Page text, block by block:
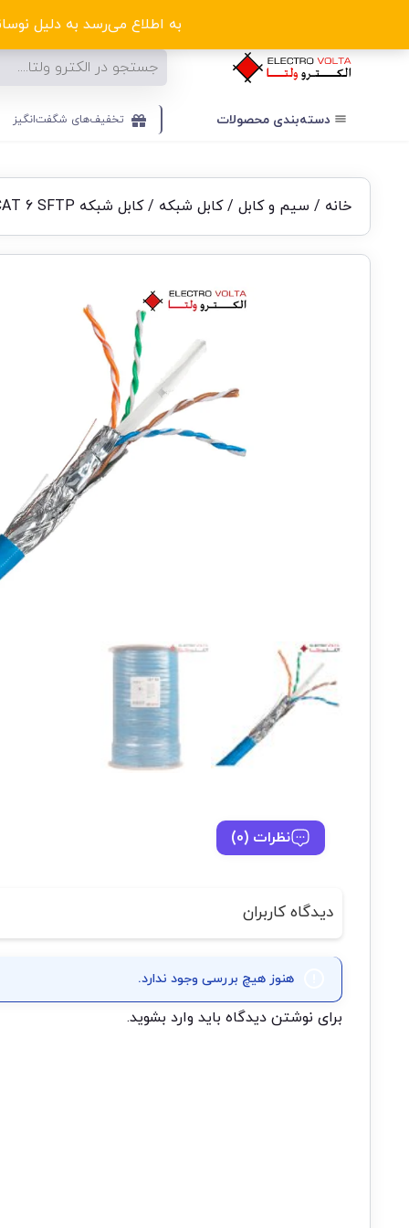
به اطلاع می‌رسد به دلیل
دسته‌بندی‌ محصولات تخفیف‌های شگفت‌انگیز
خانه / سیم و کابل /کابل شبکه / کابل شبکه CAT 6 SFTP لگراند
نظرات (0)
دیدگاه کاربران
هنوز هیچ بررسی وجود ندارد.
برای نوشتن دیدگاه باید وارد بشوید.